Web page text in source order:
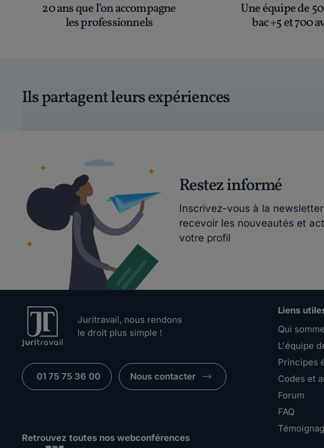
20 ans que l’on accompagne
les professionnels
Une équipe de
bac +5 et 700
Ils partagent leurs expériences
Restez informé
Inscrivez-vous à la
recevoir les nouveautés et
votre profil
Juritravail, nous rendons
le droit plus simple !
01 75 75 36 00 Nous contacter
Retrouvez toutes nos webconférences
Liens
Qui
L'équipe
Principes
Codes et
Forum
FAQ